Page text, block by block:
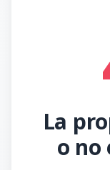
La
o no